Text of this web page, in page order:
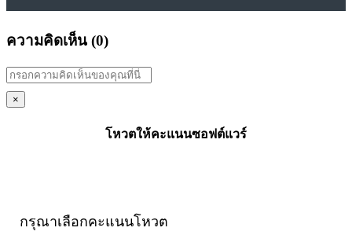
ความคิดเห็น (0)
×
โหวตให้คะแนนซอฟต์แวร์
กรุณาเลือกคะแนนโหวต